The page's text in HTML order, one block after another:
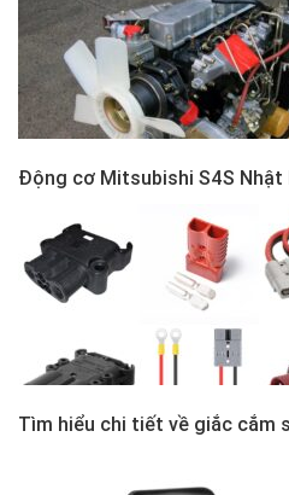
Động cơ Mitsubishi S4S Nhật
Tìm hiểu chi tiết về giắc cắm